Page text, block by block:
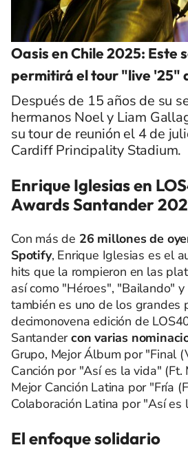
Oasis en Chile 2025: Este
permitirá el tour "live '25"
Después de 15 años de su
hermanos Noel y Liam
su tour de reunión el 4 de
Cardiff Principality Stadium.
Enrique Iglesias en
Awards Santander
Con más de 26 millones de
Spotify, Enrique Iglesias es el
hits que la rompieron en las
así como "Héroes", "Bailando"
también es uno de los grandes
decimonovena edición de
Santandercon varias
Grupo, Mejor Álbum por "Final
Canción por "Así es la vida" (Ft.
Mejor Canción Latina por "Fría
Colaboración Latina por "Así es
El enfoque solidario